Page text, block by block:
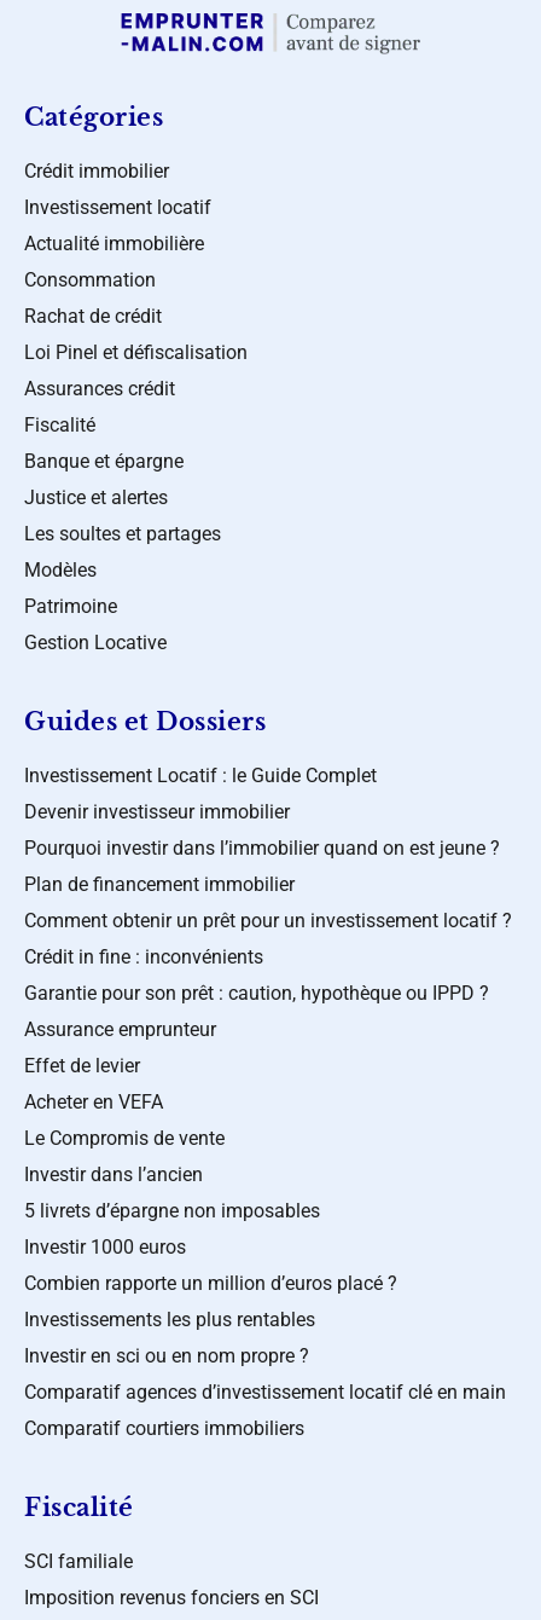
Catégories
Crédit immobilier
Investissement locatif
Actualité immobilière
Consommation
Rachat de crédit
Loi Pinel et défiscalisation
Assurances crédit
Fiscalité
Banque et épargne
Justice et alertes
Les soultes et partages
Modèles
Patrimoine
Gestion Locative
Guides et Dossiers
Investissement Locatif : le Guide Complet
Devenir investisseur immobilier
Pourquoi investir dans l’immobilier quand on est jeune ?
Plan de financement immobilier
Comment obtenir un prêt pour un investissement locatif ?
Crédit in fine : inconvénients
Garantie pour son prêt : caution, hypothèque ou IPPD ?
Assurance emprunteur
Effet de levier
Acheter en VEFA
Le Compromis de vente
Investir dans l’ancien
5 livrets d’épargne non imposables
Investir 1000 euros
Combien rapporte un million d’euros placé ?
Investissements les plus rentables
Investir en sci ou en nom propre ?
Comparatif agences d’investissement locatif clé en main
Comparatif courtiers immobiliers
Fiscalité
SCI familiale
Imposition revenus fonciers en SCI